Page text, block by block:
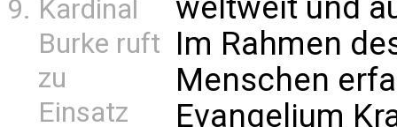
Kardinal
Burke ruft
zu
Einsatz
Im Rahmen
Menschen
Evangelium